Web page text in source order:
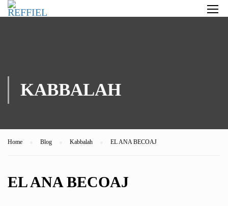
KABBALAH
Home Blog Kabbalah EL ANA BECOAJ
EL ANA BECOAJ